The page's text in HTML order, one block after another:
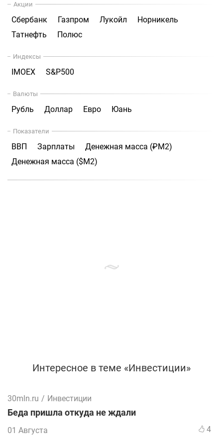
Акции
Сбербанк Газпром Лукойл
Норникель
Татнефть
Полюс
Индексы
IMOEX S&P500
Валюты
Рубль Доллар Евро Юань
Показатели
ВВП Зарплаты
Денежная масса (₽М2)
Денежная масса ($М2)
Интересное в теме «Инвестиции»
30mln.ru / Инвестиции
Беда пришла откуда не ждали
01 Августа 4